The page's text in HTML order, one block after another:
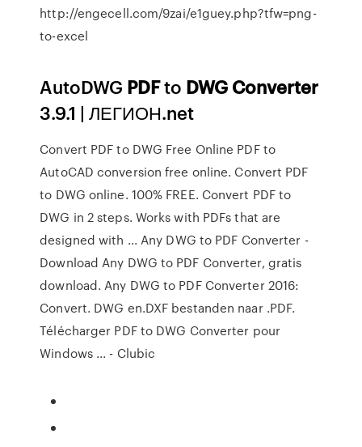
http://engecell.com/9zai/e1guey.php?tfw=png-
to-excel
AutoDWG PDFto DWG Converter
3.9.1 | ЛЕГИОН.net
Convert PDF to DWG Free Online PDF to
AutoCAD conversion free online. Convert PDF
to DWG online. 100% FREE. Convert PDF to
DWG in 2 steps. Works with PDFs that are
designed with ... Any DWG to PDF Converter -
Download Any DWG to PDF Converter, gratis
download. Any DWG to PDF Converter 2016:
Convert. DWG en.DXF bestanden naar .PDF.
Télécharger PDF to DWG Converter pour
Windows ... - Clubic